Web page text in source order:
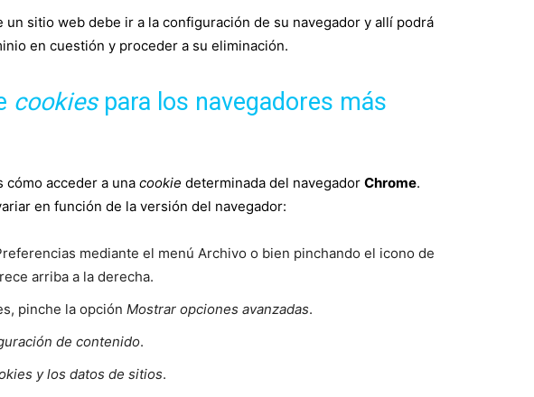
un sitio web debe ir a la configuración de su navegador y allí podrá
en cuestión y proceder a su eliminación.
cookiespara los navegadores más
cómo acceder a una cookie determinada del navegador Chrome.
en función de la versión del navegador:
mediante el menú Archivo o bien pinchando el icono de
arriba a la derecha.
pinche la opción Mostrar opciones avanzadas.
de contenido.
y los datos de sitios.